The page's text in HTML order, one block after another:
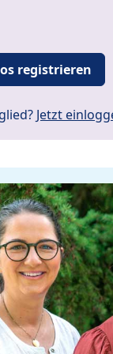
registrieren
Jetzt